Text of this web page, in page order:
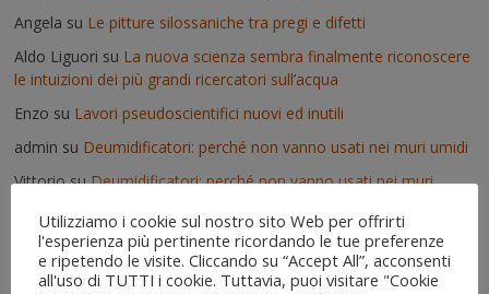
Angela su Le pitture silossaniche tra pregi e difetti
Aldo Liguori su La nuova scienza sembra finalmente riconoscere
le intuizioni dei più grandi ricercatori sull’acqua
Enzo su Lavori pseudoscientifici nuovi ed inutili
admin su Deumidificatori: perché non vanno usati nei muri umidi
VittoriosuDeumidificatori: perché non vanno usati nei muri
Il risanamento delle murature dopo un'alluvione - IgroDrysu
Come si usa IgroDry
Utilizziamo i cookie sul nostro sito Web per offrirti
l'esperienza più pertinente ricordando le tue preferenze
e ripetendo le visite. Cliccando su “Accept All”, acconsenti
all'uso di TUTTI i cookie. Tuttavia, puoi visitare "Cookie